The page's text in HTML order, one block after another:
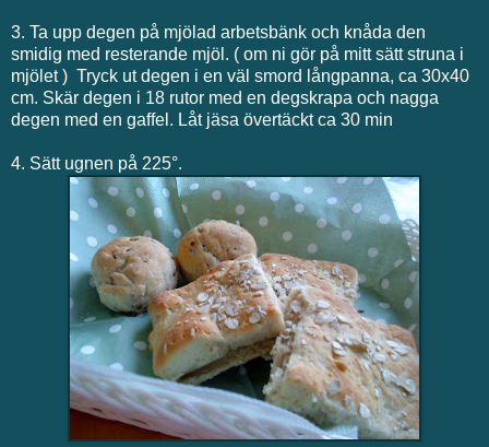
3. Ta upp degen på mjölad arbetsbänk och knåda den
smidig med resterande mjöl. ( om ni gör på mitt sätt struna i
mjölet ) Tryck ut degen i en väl smord långpanna, ca 30x40
cm. Skär degen i 18 rutor med en degskrapa och nagga
degen med en gaffel. Låt jäsa övertäckt ca 30 min
4. Sätt ugnen på 225°.